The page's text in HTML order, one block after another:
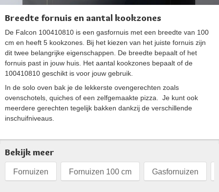
Breedte fornuis en aantal kookzones
De Falcon 100410810 is een gasfornuis met een breedte van 100
cm en heeft 5 kookzones. Bij het kiezen van het juiste fornuis zijn
dit twee belangrijke eigenschappen. De breedte bepaalt of het
fornuis past in jouw huis. Het aantal kookzones bepaalt of de
100410810 geschikt is voor jouw gebruik.
In de solo oven bak je de lekkerste ovengerechten zoals
ovenschotels, quiches of een zelfgemaakte pizza. Je kunt ook
meerdere gerechten tegelijk bakken dankzij de verschillende
inschuifniveaus.
Bekijk meer
Fornuizen Fornuizen 100 cm Gasfornuizen